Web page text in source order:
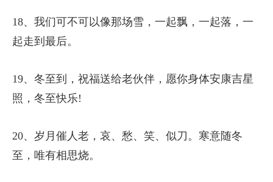
18、我们可不可以像那场雪，一起飘，一起落，一
起走到最后。
19、冬至到，祝福送给老伙伴，愿你身体安康吉星
照，冬至快乐!
20、岁月催人老，哀、愁、笑、似刀。寒意随冬
至，唯有相思烧。